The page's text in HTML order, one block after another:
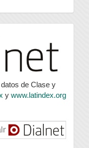
de Clase y
y www.latindex.org